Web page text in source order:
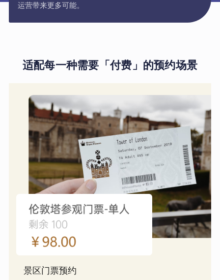
运营带来更多可能。
适配每一种需要「付费」的预约场景
景区门票预约